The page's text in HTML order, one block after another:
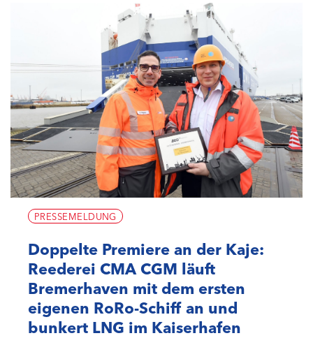
PRESSEMELDUNG
Doppelte Premiere an der Kaje:
Reederei CMA CGM läuft
Bremerhaven mit dem ersten
eigenen RoRo-Schiff an und
bunkert LNG im Kaiserhafen